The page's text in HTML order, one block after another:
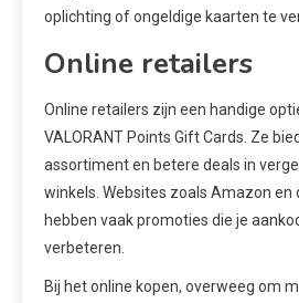
oplichting of ongeldige kaarten te
Online retailers
Online retailers zijn een handige
VALORANT Points Gift Cards. Ze
assortiment en betere deals in
winkels. Websites zoals Amazon en
hebben vaak promoties die je
verbeteren.
Bij het online kopen, overweeg om